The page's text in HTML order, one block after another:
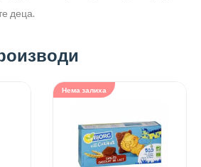
деца.
Нема залиха